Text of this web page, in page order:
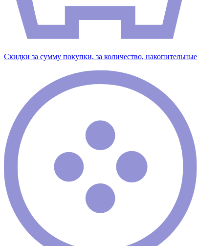
Скидки за сумму покупки, за количество, накопительные